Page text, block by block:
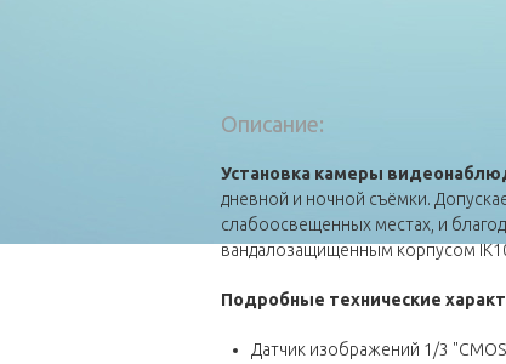
Описание:
Установка камеры
дневной и ночной съёмки.
слабоосвещенных местах, и
вандалозащищенным корпусом
Подробные технические
Датчик изображений 1/3